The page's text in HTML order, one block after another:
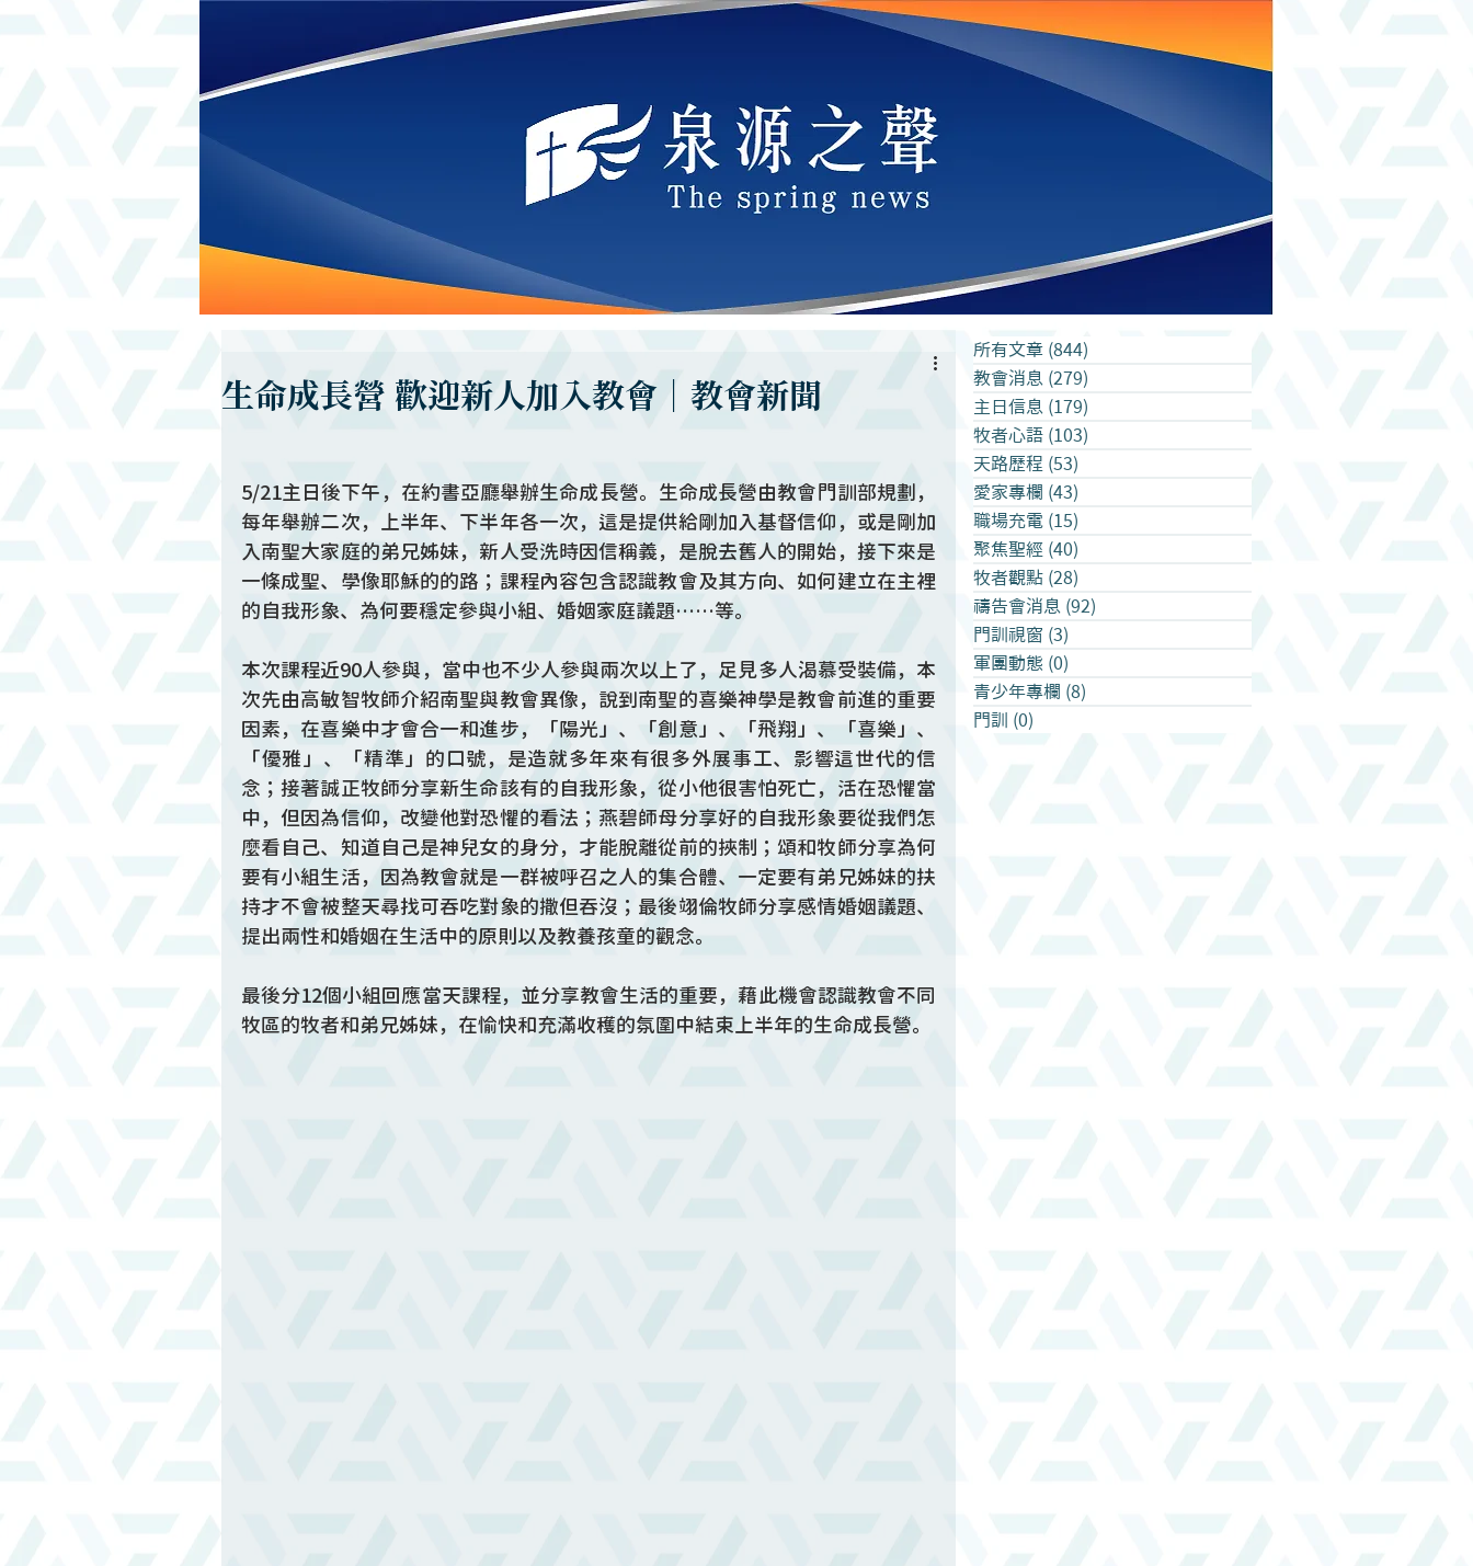
生命成長營 歡迎新人加入教會｜教會新聞
5/21主日後下午，在約書亞廳舉辦生命成長營。生命成長營由教會門訓部規劃，
每年舉辦二次，上半年、下半年各一次，這是提供給剛加入基督信仰，或是剛加
入南聖大家庭的弟兄姊妹，新人受洗時因信稱義，是脫去舊人的開始，接下來是
一條成聖、學像耶穌的的路；課程內容包含認識教會及其方向、如何建立在主裡
的自我形象、為何要穩定參與小組、婚姻家庭議題……等。
本次課程近90人參與，當中也不少人參與兩次以上了，足見多人渴慕受裝備，本
次先由高敏智牧師介紹南聖與教會異像，說到南聖的喜樂神學是教會前進的重要
因素，在喜樂中才會合一和進步，「陽光」、「創意」、「飛翔」、「喜樂」、
「優雅」、「精準」的口號，是造就多年來有很多外展事工、影響這世代的信
念；接著誠正牧師分享新生命該有的自我形象，從小他很害怕死亡，活在恐懼當
中，但因為信仰，改變他對恐懼的看法；燕碧師母分享好的自我形象要從我們怎
麼看自己、知道自己是神兒女的身分，才能脫離從前的挾制；頌和牧師分享為何
要有小組生活，因為教會就是一群被呼召之人的集合體、一定要有弟兄姊妹的扶
持才不會被整天尋找可吞吃對象的撒但吞沒；最後翊倫牧師分享感情婚姻議題、
提出兩性和婚姻在生活中的原則以及教養孩童的觀念。
最後分12個小組回應當天課程，並分享教會生活的重要，藉此機會認識教會不同
牧區的牧者和弟兄姊妹，在愉快和充滿收穫的氛圍中結束上半年的生命成長營。
所有文章 (844)
教會消息 (279)
主日信息 (179)
牧者心語 (103)
天路歷程 (53)
愛家專欄 (43)
職場充電 (15)
聚焦聖經 (40)
牧者觀點 (28)
禱告會消息 (92)
門訓視窗 (3)
軍團動態 (0)
青少年專欄 (8)
門訓
(0)